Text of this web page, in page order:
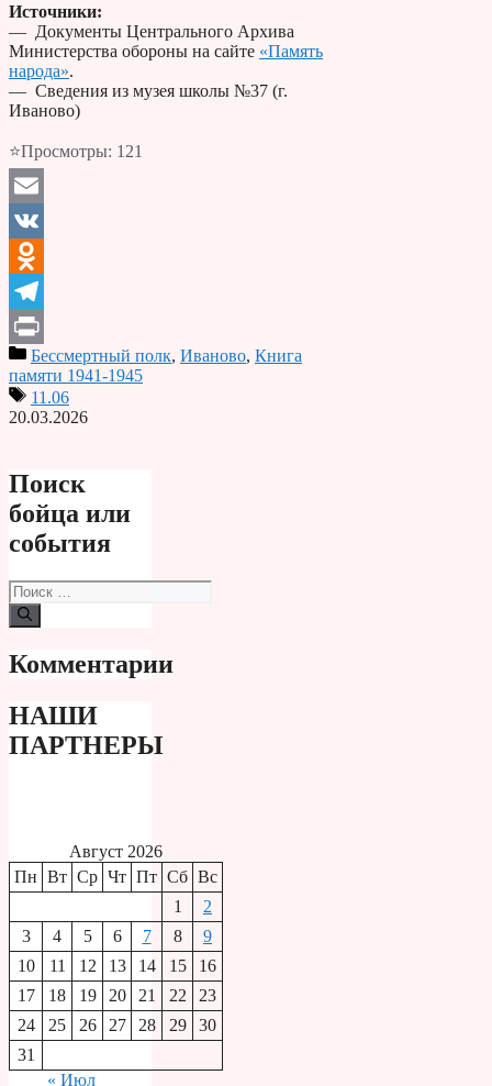
Источники:
— Документы Центрального Архива
Министерства обороны на сайте «Память
народа».
— Сведения из музея школы №37 (г.
Иваново)
⭐Просмотры: 121
Email
VK
Odnoklassniki
Telegram
PrintБессмертный полк, Иваново, Книга
памяти 1941-1945
11.06
20.03.2026
Поиск
бойца или
события
Поиск:
Комментарии
НАШИ
ПАРТНЕРЫ
Август 2026
Пн Вт Ср Чт Пт Сб Вс
1
2
3
4 5 6 7 8
9
10
11 12 13 14 15
16
17
18 19 20 21 22
23
24
25 26 27 28 29
30
31
« Июл